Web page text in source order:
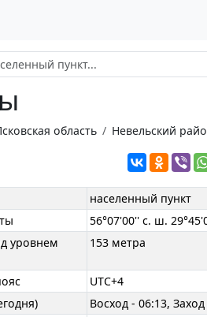
область Невельский
населенный пункт
56°07'00'' с. ш.
уровнем
153 метра
UTC+4
Восход - 06:13,